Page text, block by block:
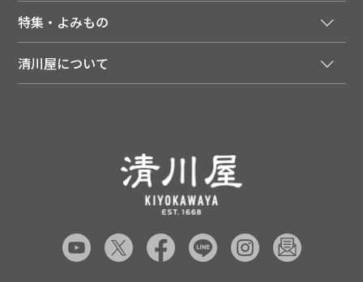
送料について
配達日について
返品について
よくあるご質問（FAQ）
あんしんの品質保証について（産直品）
品質保証について（通常品）
店舗・ECポイント共通アプリ
LINEお友だち登録
会員特典について
注文履歴
特集・よみもの
メディア掲載商品
清川屋のレビューを見る
清川屋について